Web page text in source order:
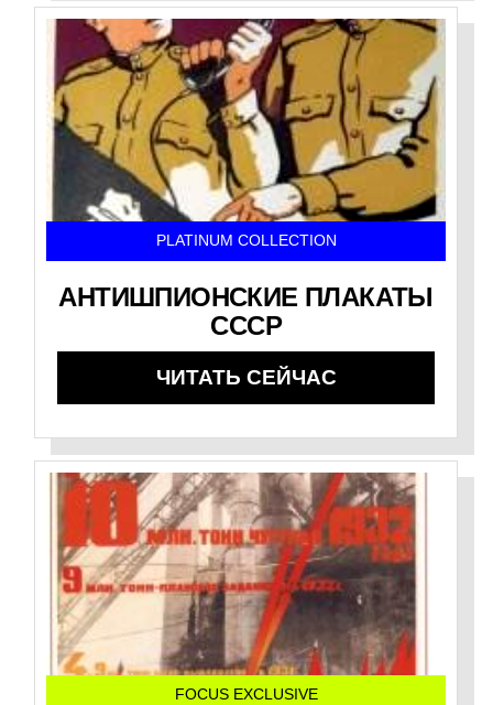
PLATINUM COLLECTION
АНТИШПИОНСКИЕ ПЛАКАТЫ
СССР
ЧИТАТЬ СЕЙЧАС
FOCUS EXCLUSIVE